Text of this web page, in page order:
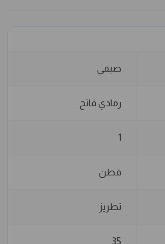
صيفي
رمادي فاتح
1
قطن
تطريز
35